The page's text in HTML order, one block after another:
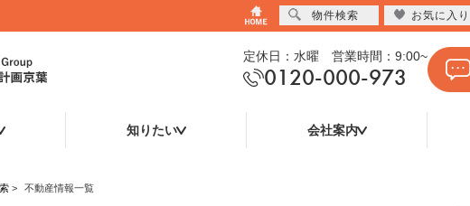
定休日：水曜 営業時間：9:00~
0120-000-973
知りたい 会社案内
> 不動産情報一覧
物件検索 お気に入り